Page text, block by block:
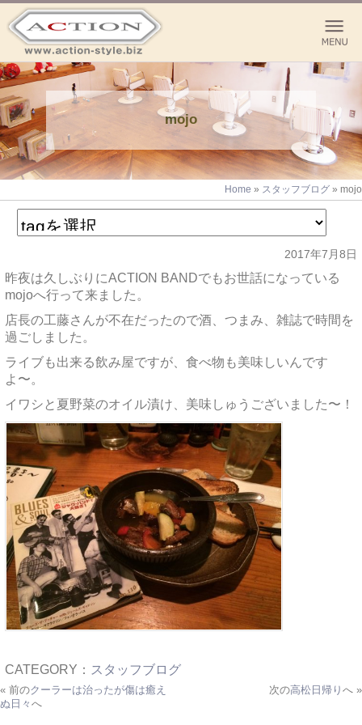
mojo
Home » スタッフブログ » mojo
2017年7月8日
昨夜は久しぶりにACTION BANDでもお世話になっている
mojoへ行って来ました。
店長の工藤さんが不在だったので酒、つまみ、雑誌で時間を
過ごしました。
ライブも出来る飲み屋ですが、食べ物も美味しいんです
よ〜。
イワシと夏野菜のオイル漬け、美味しゅうございました〜！
CATEGORY： スタッフブログ
« 前のクーラーは治ったが傷は癒え
ぬ日々 へ
次の高松日帰り へ »